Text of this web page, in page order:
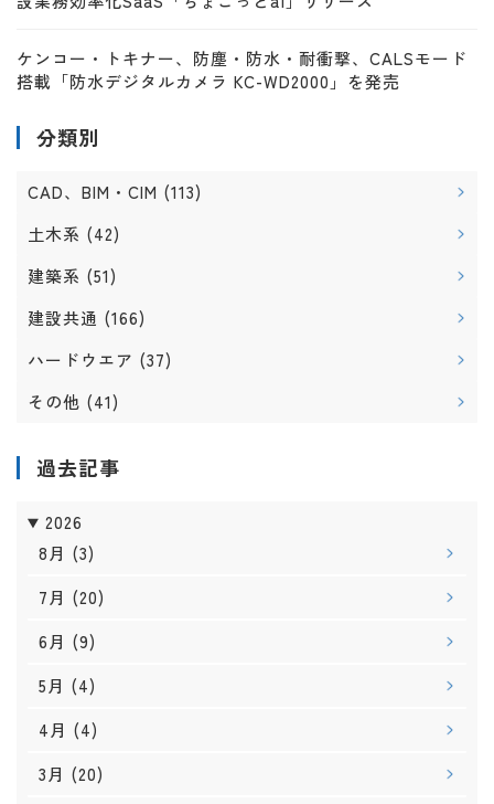
ケンコー・トキナー、防塵・防水・耐衝撃、CALSモード
搭載「防水デジタルカメラ KC-WD2000」を発売
分類別
CAD、BIM・CIM (113)
土木系 (42)
建築系 (51)
建設共通 (166)
ハードウエア (37)
その他 (41)
過去記事
2026
8月 (3)
7月 (20)
6月 (9)
5月 (4)
4月 (4)
3月 (20)